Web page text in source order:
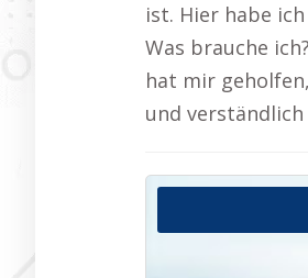
ist. Hier habe
Was brauche
hat mir
und